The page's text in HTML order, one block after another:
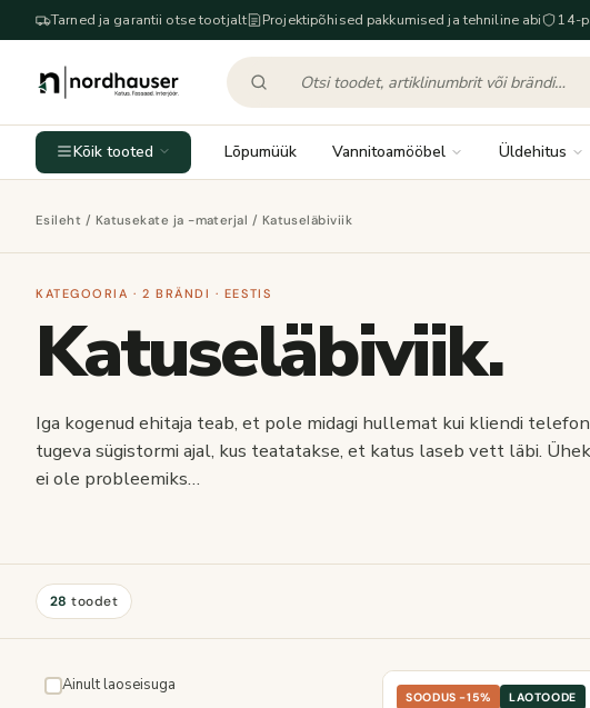
Tarned ja garantii otse tootjalt Projektipõhised pakkumised ja tehniline abi 14-
Kõik tooted Lõpumüük Vannitoamööbel Üldehitus
Esileht / Katusekate ja -materjal / Katuseläbiviik
KATEGOORIA · 2 BRÄNDI · EESTIS
Katuseläbiviik.
Iga kogenud ehitaja teab, et pole midagi hullemat kui kliendi
tugeva sügistormi ajal, kus teatatakse, et katus laseb vett läbi.
ei ole probleemiks…
28 toodet
Ainult laoseisuga
SOODUS -15% LAOTOODE